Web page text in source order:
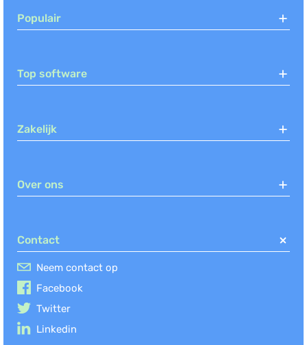
Populair
Top software
Zakelijk
Over ons
Contact
Neem contact op
Facebook
Twitter
Linkedin